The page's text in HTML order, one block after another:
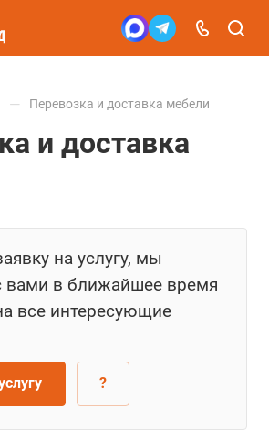
— Перевозка и доставка мебели
и доставка
на услугу, мы
вами в ближайшее время
все интересующие
?